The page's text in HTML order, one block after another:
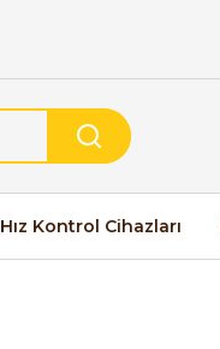
Hız Kontrol Cihazları